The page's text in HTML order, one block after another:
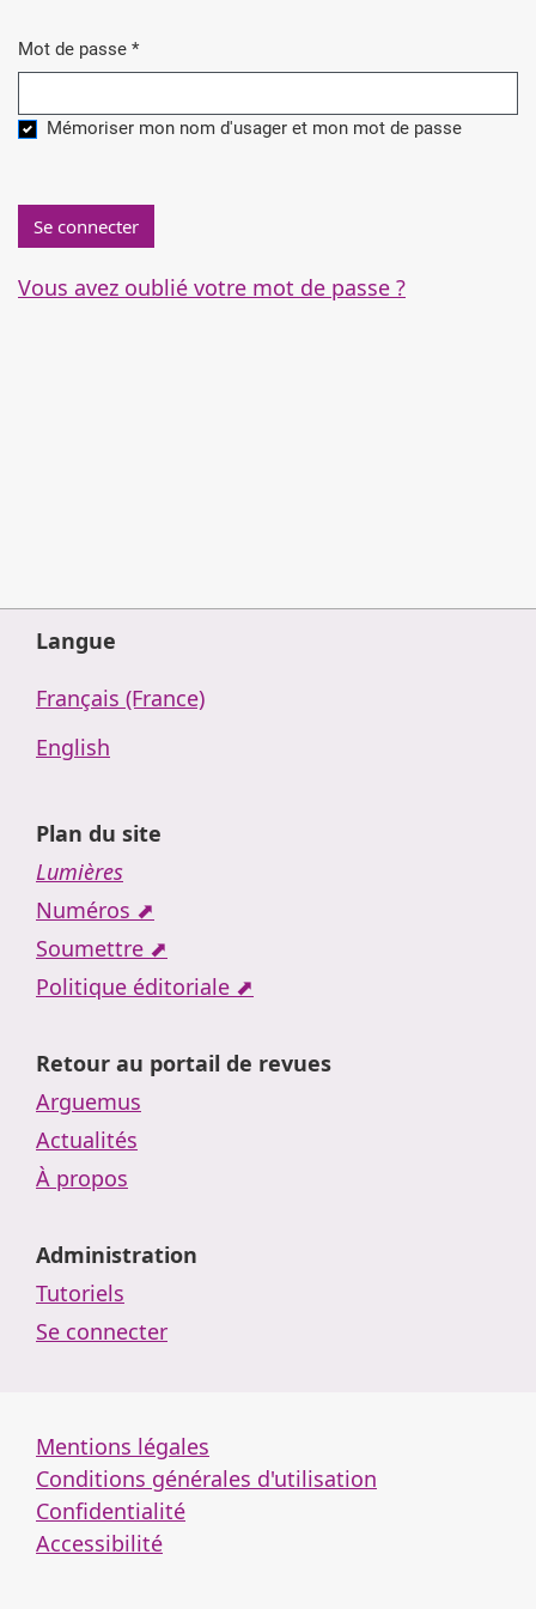
Mot de passe *
Obligatoire
Mémoriser mon nom d'usager et mon mot de passe
Se connecter
Vous avez oublié votre mot de passe ?
Langue
Français (France)
English
Plan du site
Lumières
Numéros ⬈
Soumettre ⬈
Politique éditoriale ⬈
Retour au portail de revues
Arguemus
Actualités
À propos
Administration
Tutoriels
Se connecter
Mentions légales
Conditions générales d'utilisation
Confidentialité
Accessibilité